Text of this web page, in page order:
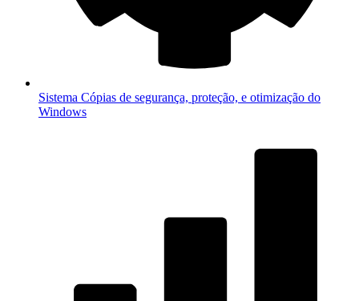
Sistema Cópias de segurança, proteção, e otimização do
Windows